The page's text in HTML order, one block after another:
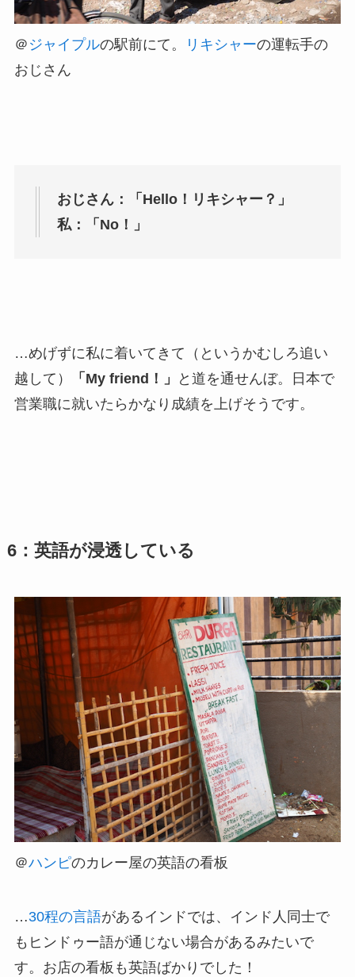
＠ ジャイプルの駅前にて。 リキシャーの運転手の
おじさん
おじさん：「Hello！リキシャー？」
私：「No！」
…めげずに私に着いてきて（というかむしろ追い
越して）
「My friend！」
と道を通せんぼ。日本で
営業職に就いたらかなり成績を上げそうです。
6：英語が浸透している
＠ハンピのカレー屋の英語の看板
…30程の言語があるインドでは、インド人同士で
もヒンドゥー語が通じない場合があるみたいで
す。お店の看板も英語ばかりでした！